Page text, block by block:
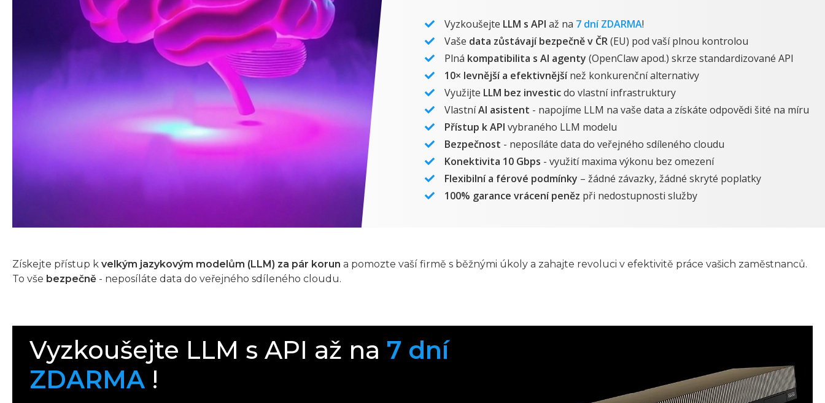
Vyzkoušejte LLM s API až na 7 dní ZDARMA!
Vaše data zůstávají bezpečně v ČR(EU) pod vaší plnou kontrolou
Plná kompatibilita s AI agenty (OpenClaw apod.) skrze standardizované API
10× levnější a efektivnějšínež konkurenční alternativy
Využijte LLM bez investicdo vlastní infrastruktury
VlastníAI asistent - napojíme LLM na vaše data a získáte odpovědi šité na míru
Přístup k API vybraného LLM modelu
Bezpečnost - neposíláte data do veřejného sdíleného cloudu
Konektivita 10 Gbps - využití maxima výkonu bez omezení
Flexibilní a férové podmínky – žádné závazky, žádné skryté poplatky
100% garance vrácení peněz při nedostupnosti služby
Získejte přístup k velkým jazykovým modelům (LLM) za pár korun a pomozte vaší firmě s běžnými úkoly a zahajte revoluci v efektivitě práce vašich zaměstnanců.
To vše bezpečně - neposíláte data do veřejného sdíleného cloudu.
Vyzkoušejte LLM s API až na 7 dní
ZDARMA !